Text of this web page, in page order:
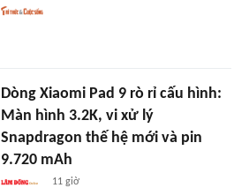
Dòng Xiaomi Pad 9 rò rỉ cấu hình:
Màn hình 3.2K, vi xử lý
Snapdragon thế hệ mới và pin
9.720 mAh
11 giờ